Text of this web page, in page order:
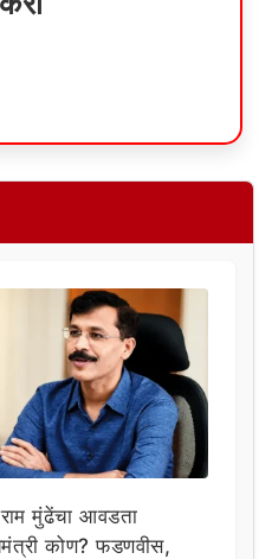
मुंढेंचा आवडता
कोण? फडणवीस,